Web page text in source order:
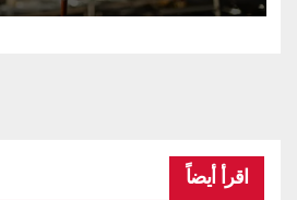
اقرأ أيضاً